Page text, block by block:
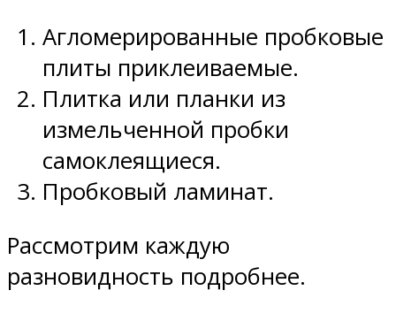
Агломерированные пробковые
плиты приклеиваемые.
Плитка или планки из
измельченной пробки
самоклеящиеся.
Пробковый ламинат.
Рассмотрим каждую
разновидность подробнее.